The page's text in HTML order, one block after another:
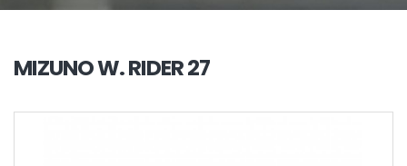
MIZUNO W. RIDER 27